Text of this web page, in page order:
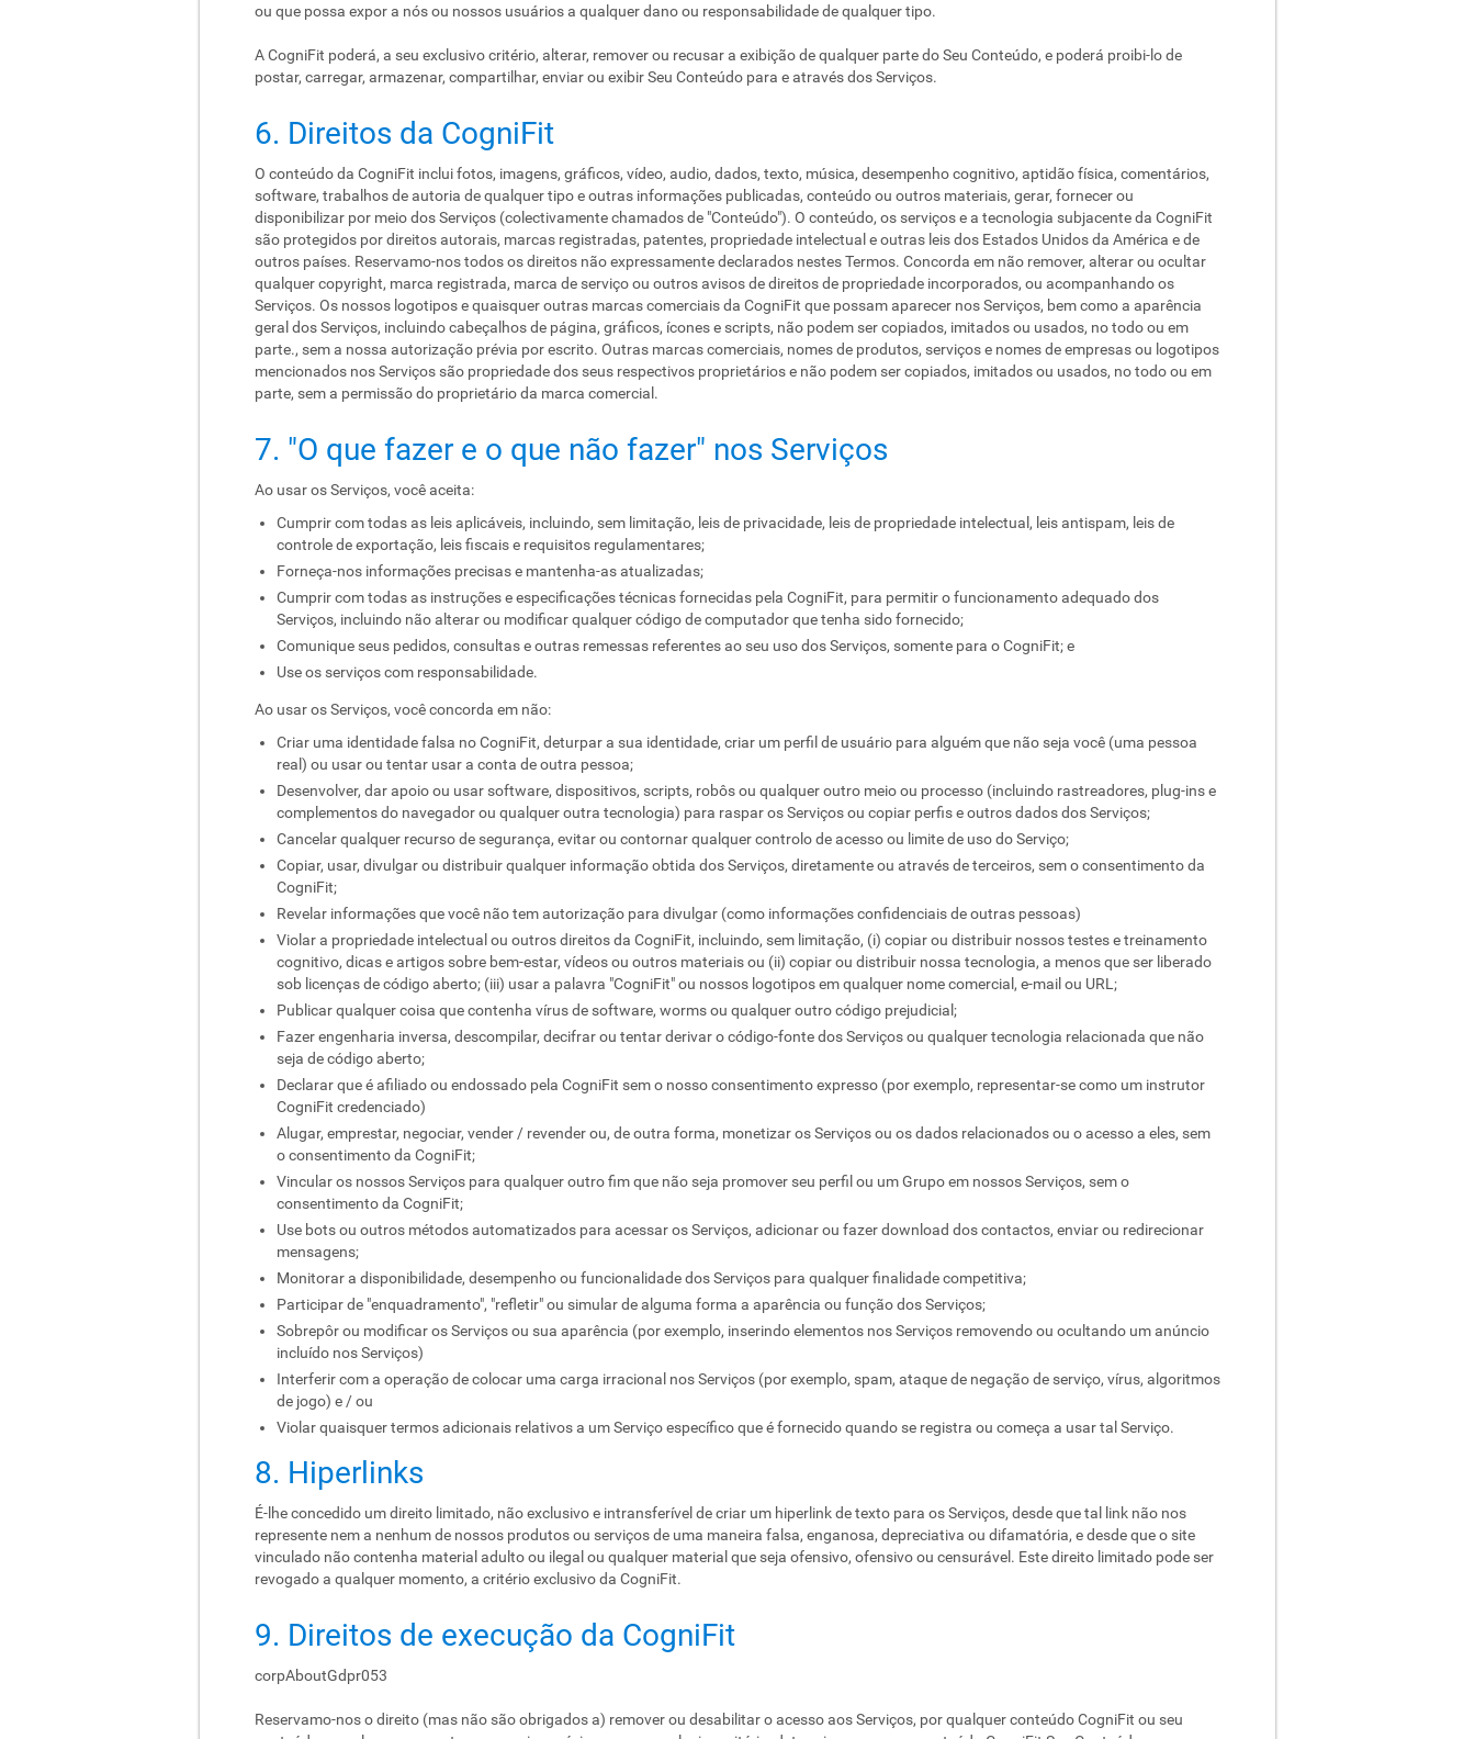
ou que possa expor a nós ou nossos usuários a qualquer dano ou responsabilidade de qualquer tipo.
A CogniFit poderá, a seu exclusivo critério, alterar, remover ou recusar a exibição de qualquer parte do Seu Conteúdo, e poderá proibi-lo de
postar, carregar, armazenar, compartilhar, enviar ou exibir Seu Conteúdo para e através dos Serviços.
6. Direitos da CogniFit
O conteúdo da CogniFit inclui fotos, imagens, gráficos, vídeo, audio, dados, texto, música, desempenho cognitivo, aptidão física, comentários,
software, trabalhos de autoria de qualquer tipo e outras informações publicadas, conteúdo ou outros materiais, gerar, fornecer ou
disponibilizar por meio dos Serviços (colectivamente chamados de "Conteúdo"). O conteúdo, os serviços e a tecnologia subjacente da CogniFit
são protegidos por direitos autorais, marcas registradas, patentes, propriedade intelectual e outras leis dos Estados Unidos da América e de
outros países. Reservamo-nos todos os direitos não expressamente declarados nestes Termos. Concorda em não remover, alterar ou ocultar
qualquer copyright, marca registrada, marca de serviço ou outros avisos de direitos de propriedade incorporados, ou acompanhando os
Serviços. Os nossos logotipos e quaisquer outras marcas comerciais da CogniFit que possam aparecer nos Serviços, bem como a aparência
geral dos Serviços, incluindo cabeçalhos de página, gráficos, ícones e scripts, não podem ser copiados, imitados ou usados, no todo ou em
parte., sem a nossa autorização prévia por escrito. Outras marcas comerciais, nomes de produtos, serviços e nomes de empresas ou logotipos
mencionados nos Serviços são propriedade dos seus respectivos proprietários e não podem ser copiados, imitados ou usados, no todo ou em
parte, sem a permissão do proprietário da marca comercial.
7. "O que fazer e o que não fazer" nos Serviços
Ao usar os Serviços, você aceita:
Cumprir com todas as leis aplicáveis, incluindo, sem limitação, leis de privacidade, leis de propriedade intelectual, leis antispam, leis de
controle de exportação, leis fiscais e requisitos regulamentares;
Forneça-nos informações precisas e mantenha-as atualizadas;
Cumprir com todas as instruções e especificações técnicas fornecidas pela CogniFit, para permitir o funcionamento adequado dos
Serviços, incluindo não alterar ou modificar qualquer código de computador que tenha sido fornecido;
Comunique seus pedidos, consultas e outras remessas referentes ao seu uso dos Serviços, somente para o CogniFit; e
Use os serviços com responsabilidade.
Ao usar os Serviços, você concorda em não:
Criar uma identidade falsa no CogniFit, deturpar a sua identidade, criar um perfil de usuário para alguém que não seja você (uma pessoa
real) ou usar ou tentar usar a conta de outra pessoa;
Desenvolver, dar apoio ou usar software, dispositivos, scripts, robôs ou qualquer outro meio ou processo (incluindo rastreadores, plug-ins e
complementos do navegador ou qualquer outra tecnologia) para raspar os Serviços ou copiar perfis e outros dados dos Serviços;
Cancelar qualquer recurso de segurança, evitar ou contornar qualquer controlo de acesso ou limite de uso do Serviço;
Copiar, usar, divulgar ou distribuir qualquer informação obtida dos Serviços, diretamente ou através de terceiros, sem o consentimento da
CogniFit;
Revelar informações que você não tem autorização para divulgar (como informações confidenciais de outras pessoas)
Violar a propriedade intelectual ou outros direitos da CogniFit, incluindo, sem limitação, (i) copiar ou distribuir nossos testes e treinamento
cognitivo, dicas e artigos sobre bem-estar, vídeos ou outros materiais ou (ii) copiar ou distribuir nossa tecnologia, a menos que ser liberado
sob licenças de código aberto; (iii) usar a palavra "CogniFit" ou nossos logotipos em qualquer nome comercial, e-mail ou URL;
Publicar qualquer coisa que contenha vírus de software, worms ou qualquer outro código prejudicial;
Fazer engenharia inversa, descompilar, decifrar ou tentar derivar o código-fonte dos Serviços ou qualquer tecnologia relacionada que não
seja de código aberto;
Declarar que é afiliado ou endossado pela CogniFit sem o nosso consentimento expresso (por exemplo, representar-se como um instrutor
CogniFit credenciado)
Alugar, emprestar, negociar, vender / revender ou, de outra forma, monetizar os Serviços ou os dados relacionados ou o acesso a eles, sem
o consentimento da CogniFit;
Vincular os nossos Serviços para qualquer outro fim que não seja promover seu perfil ou um Grupo em nossos Serviços, sem o
consentimento da CogniFit;
Use bots ou outros métodos automatizados para acessar os Serviços, adicionar ou fazer download dos contactos, enviar ou redirecionar
mensagens;
Monitorar a disponibilidade, desempenho ou funcionalidade dos Serviços para qualquer finalidade competitiva;
Participar de "enquadramento", "refletir" ou simular de alguma forma a aparência ou função dos Serviços;
Sobrepôr ou modificar os Serviços ou sua aparência (por exemplo, inserindo elementos nos Serviços removendo ou ocultando um anúncio
incluído nos Serviços)
Interferir com a operação de colocar uma carga irracional nos Serviços (por exemplo, spam, ataque de negação de serviço, vírus, algoritmos
de jogo) e / ou
Violar quaisquer termos adicionais relativos a um Serviço específico que é fornecido quando se registra ou começa a usar tal Serviço.
8. Hiperlinks
É-lhe concedido um direito limitado, não exclusivo e intransferível de criar um hiperlink de texto para os Serviços, desde que tal link não nos
represente nem a nenhum de nossos produtos ou serviços de uma maneira falsa, enganosa, depreciativa ou difamatória, e desde que o site
vinculado não contenha material adulto ou ilegal ou qualquer material que seja ofensivo, ofensivo ou censurável. Este direito limitado pode ser
revogado a qualquer momento, a critério exclusivo da CogniFit.
9. Direitos de execução da CogniFit
corpAboutGdpr053
Reservamo-nos o direito (mas não são obrigados a) remover ou desabilitar o acesso aos Serviços, por qualquer conteúdo CogniFit ou seu